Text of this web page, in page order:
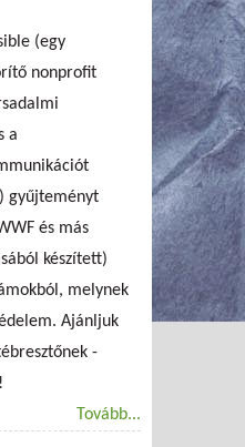
(egy
nonprofit
a
gyűjteményt
és más
készített)
melynek
Ajánljuk
-
Tovább...